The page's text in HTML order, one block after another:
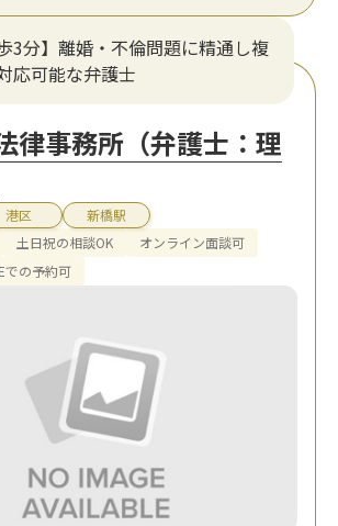
3分】離婚・不倫問題に精通し複
応可能な弁護士
律事務所（弁護士：理
港区
新橋駅
土日祝の相談OK
オンライン面談可
での予約可